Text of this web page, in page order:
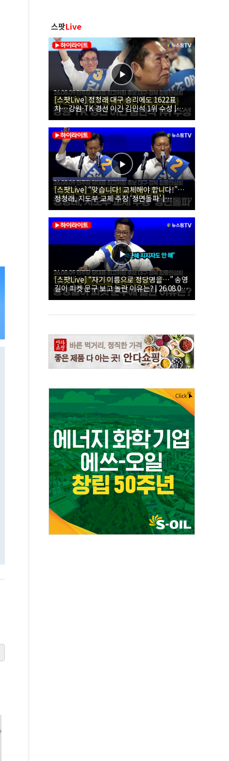
스팟Live
[스팟Live] 정청래 대구 승리에도 1622표
차…강원·TK 경선 이긴 김민석 1위 수성 |
26.08.09 더불어민주당 당대표·최고위원 후
보 대구·경북 합동연설회
[스팟Live] “맞습니다! 교체해야 합니다!”…
정청래, 지도부 교체 주장 ‘정면돌파’ |
26.08.09 더불어민주당 당대표·최고위원 후
보 대구·경북 합동연설회
[스팟Live] “자기 이름으로 정당명을…” 송영
길이 피켓 문구 보고 놀란 이유는? | 26.08.09
더불어민주당 당대표·최고위원 후보 대구·경